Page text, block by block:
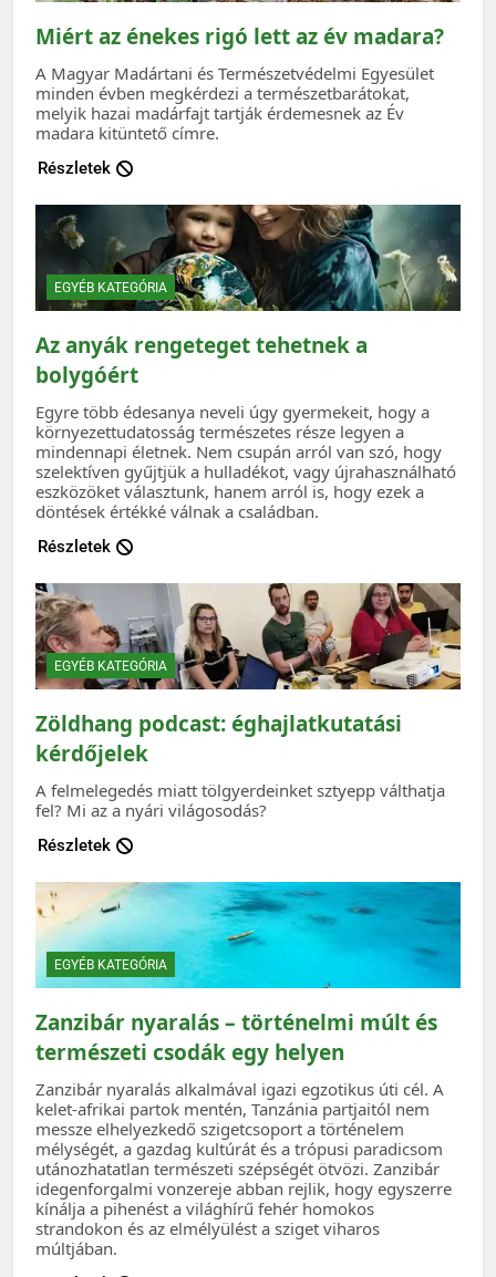
Miért az énekes rigó lett az év madara?
A Magyar Madártani és Természetvédelmi Egyesület
minden évben megkérdezi a természetbarátokat,
melyik hazai madárfajt tartják érdemesnek az Év
madara kitüntető címre.
Részletek
EGYÉB KATEGÓRIA
Az anyák rengeteget tehetnek a
bolygóért
Egyre több édesanya neveli úgy gyermekeit, hogy a
környezettudatosság természetes része legyen a
mindennapi életnek. Nem csupán arról van szó, hogy
szelektíven gyűjtjük a hulladékot, vagy újrahasználható
eszközöket választunk, hanem arról is, hogy ezek a
döntések értékké válnak a családban.
Részletek
EGYÉB KATEGÓRIA
Zöldhang podcast: éghajlatkutatási
kérdőjelek
A felmelegedés miatt tölgyerdeinket sztyepp válthatja
fel? Mi az a nyári világosodás?
Részletek
EGYÉB KATEGÓRIA
Zanzibár nyaralás – történelmi múlt és
természeti csodák egy helyen
Zanzibár nyaralás alkalmával igazi egzotikus úti cél. A
kelet-afrikai partok mentén, Tanzánia partjaitól nem
messze elhelyezkedő szigetcsoport a történelem
mélységét, a gazdag kultúrát és a trópusi paradicsom
utánozhatatlan természeti szépségét ötvözi. Zanzibár
idegenforgalmi vonzereje abban rejlik, hogy egyszerre
kínálja a pihenést a világhírű fehér homokos
strandokon és az elmélyülést a sziget viharos
múltjában.